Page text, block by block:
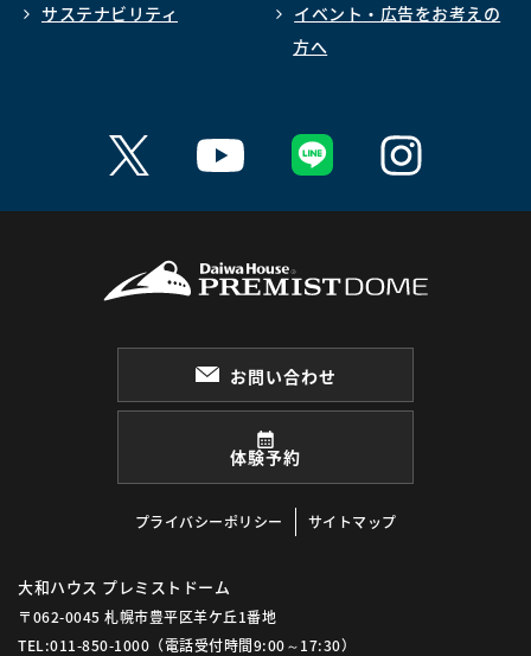
サステナビリティ
イベント・広告をお考えの
方へ
お問い合わせ
体験予約
プライバシーポリシー サイトマップ
大和ハウス プレミストドーム
〒062-0045 札幌市豊平区羊ケ丘1番地
TEL:011-850-1000 （電話受付時間9:00～17:30）